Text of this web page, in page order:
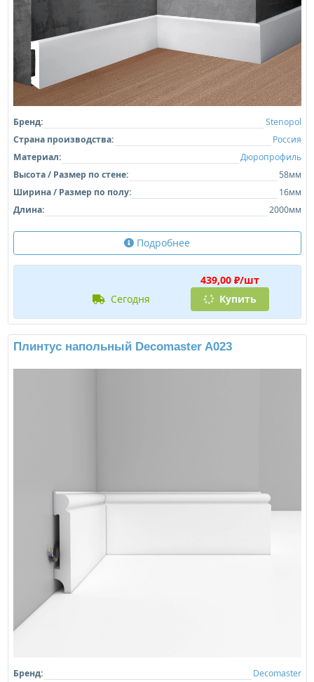
Бренд:
Stenopol
Страна производства:
Россия
Материал:
Дюропрофиль
Высота / Размер по стене:
58мм
Ширина / Размер по полу:
16мм
Длина:
2000мм
Подробнее
439,00 ₽/шт
сегодня
Купить
Плинтус напольный Decomaster A023
Бренд:
Decomaster